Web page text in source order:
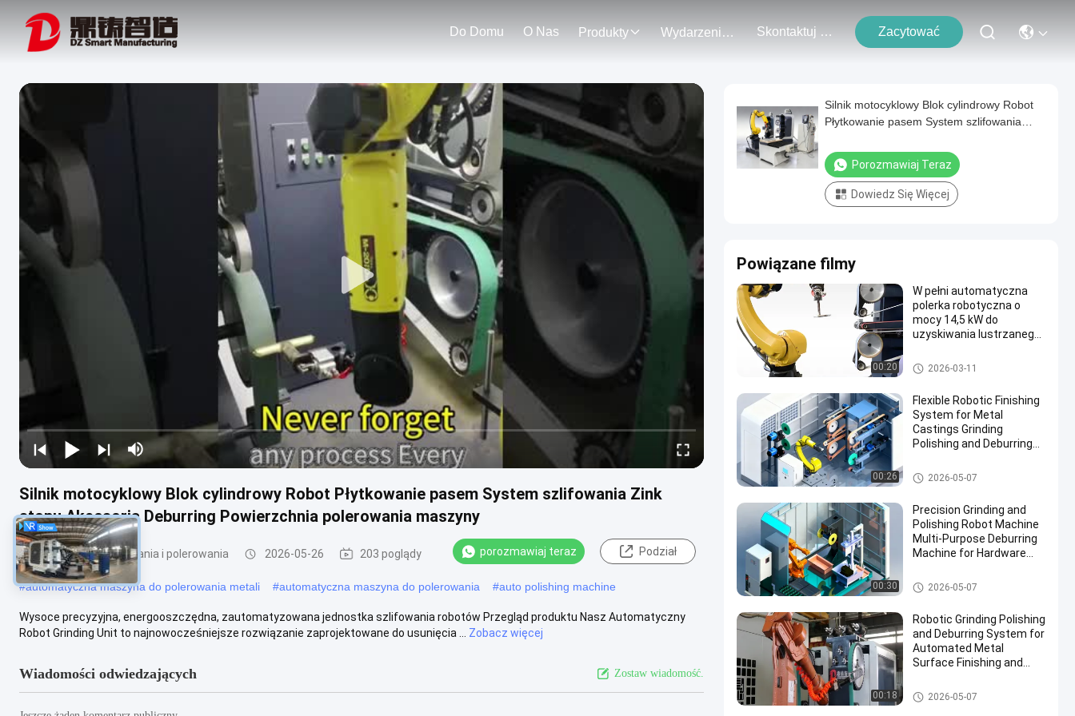
Do Domu O Nas Produkty Wydarzenia Skontaktuj Się Z Nami Zacytować
Silnik motocyklowy Blok cylindrowy Robot Płytkowanie pasem System szlifowania Zink
stopu Akcesoria Deburring Powierzchnia polerowania maszyny
maszyny do szlifowania i polerowania 2026-05-26 203 poglądy porozmawiaj teraz Podział
#automatyczna maszyna do polerowania metali #automatyczna maszyna do polerowania #auto polishing machine
Wysoce precyzyjna, energooszczędna, zautomatyzowana jednostka szlifowania robotów Przegląd produktu Nasz Automatyczny
Robot Grinding Unit to najnowocześniejsze rozwiązanie zaprojektowane do usunięcia ...
Zobacz więcej
Wiadomości odwiedzających Zostaw wiadomość.
Silnik motocyklowy Blok cylindrowy Robot
Płytkowanie pasem System szlifowania
Powierzchnia polerowania maszyny
Porozmawiaj Teraz
Dowiedz Się Więcej
Powiązane filmy
00:20
W pełni automatyczna
polerka robotyczna o
mocy 14,5 kW do
uzyskiwania lustrzanego
elementach
Robot Deburring Szlifowanie i
polerowanie Maszyna
2026-03-11
00:26
Flexible Robotic Finishing
System for Metal
Castings Grinding
Polishing and Deburring
maszyny do szlifowania i pole
rowania
2026-05-07
00:30
Precision Grinding and
Polishing Robot Machine
Multi-Purpose Deburring
Machine for Hardware
Manufacturing
maszyny do szlifowania i pole
rowania
2026-05-07
00:18
Robotic Grinding Polishing
and Deburring System for
Automated Metal
Surface Finishing and
maszyny do szlifowania i pole
rowania
2026-05-07